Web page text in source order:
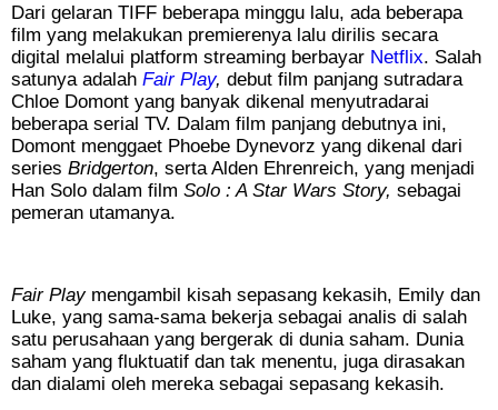
Dari gelaran TIFF beberapa minggu lalu, ada beberapa
film yang melakukan premierenya lalu dirilis secara
digital melalui platform streaming berbayar Netflix. Salah
satunya adalah Fair Play, debut film panjang sutradara
Chloe Domont yang banyak dikenal menyutradarai
beberapa serial TV. Dalam film panjang debutnya ini,
Domont menggaet Phoebe Dynevorz yang dikenal dari
series Bridgerton, serta Alden Ehrenreich, yang menjadi
Han Solo dalam film Solo : A Star Wars Story, sebagai
pemeran utamanya.
Fair Playmengambil kisah sepasang kekasih, Emily dan
Luke, yang sama-sama bekerja sebagai analis di salah
satu perusahaan yang bergerak di dunia saham. Dunia
saham yang fluktuatif dan tak menentu, juga dirasakan
dan dialami oleh mereka sebagai sepasang kekasih.